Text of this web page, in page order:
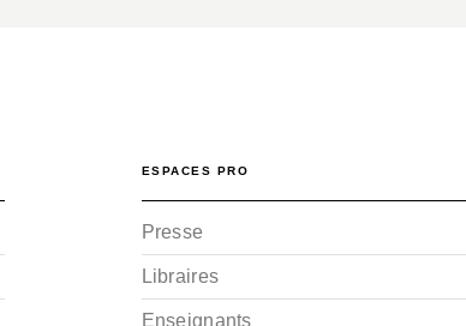
ESPACES PRO
Presse
Libraires
Enseignants